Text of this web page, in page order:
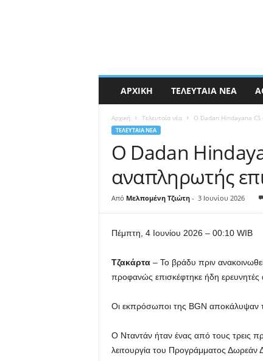
ΑΡΧΙΚΉ ΤΕΛΕΥΤΑΊΑ ΝΈΑ
Αρχική Τελευταία νέα Ο Dadan Hindayana CS
ΤΕΛΕΥΤΑΊΑ ΝΈΑ
Ο Dadan
αναπληρωτής
Από Μελπομένη Τζιώτη - 3 Ιουνίου 2026
Πέμπτη, 4 Ιουνίου 2026 – 00:10 WIB
Τζακάρτα– Το βράδυ πριν
προφανώς επισκέφτηκε ήδη ερευνητές
Οι εκπρόσωποι της BGN αποκάλυψαν
Ο Νταντάν ήταν ένας από τους τρεις
λειτουργία του Προγράμματος Δωρεάν